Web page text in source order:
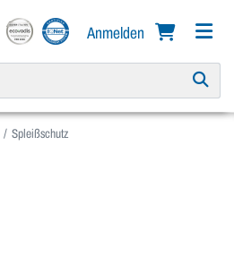
Anmelden
Spleißschutz